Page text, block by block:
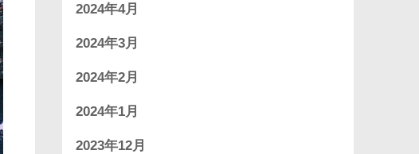
2024年4月
2024年3月
2024年2月
2024年1月
2023年12月